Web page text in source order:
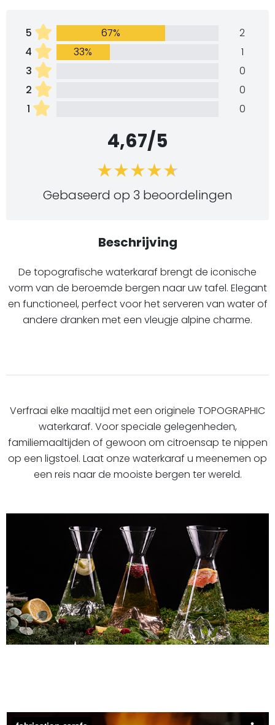
5 67%
2
4
33%
1
3
0
2
0
1
0
4,67/5
Gebaseerd op 3 beoordelingen
Beschrijving
De topografische waterkaraf brengt de iconische
vorm van de beroemde bergen naar uw tafel. Elegant
en functioneel, perfect voor het serveren van water of
andere dranken met een vleugje alpine charme.
Verfraai elke maaltijd met een originele TOPOGRAPHIC
waterkaraf. Voor speciale gelegenheden,
familiemaaltijden of gewoon om citroensap te nippen
op een ligstoel. Laat onze waterkaraf u meenemen op
een reis naar de mooiste bergen ter wereld.